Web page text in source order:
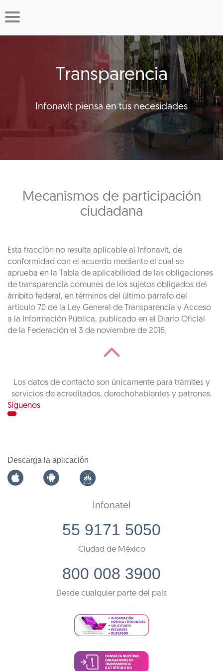
Transparencia
Infonavit piensa en tus necesidades
Mecanismos de participación
ciudadana
Esta fracción no resulta aplicable al Infonavit, de
conformidad con el acuerdo mediante el cual se
aprueba en la Tabla de aplicabilidad de las obligaciones
de transparencia comunes de los sujetos obligados del
ámbito federal, en términos del último párrafo del
artículo 70 de la Ley General de Transparencia y Acceso
a la Información Pública, publicado en el Diario Oficial
de la Federación el 3 de noviembre de 2016.
Los datos de contacto son únicamente para trámites y
servicios de acreditados, derechohabientes y patrones.
Síguenos
Descarga la aplicación
Infonatel
55 9171 5050
Ciudad de México
800 008 3900
Desde cualquier parte del país